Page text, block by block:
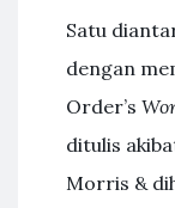
Satu
dengan
Order’s
ditulis
Morris &